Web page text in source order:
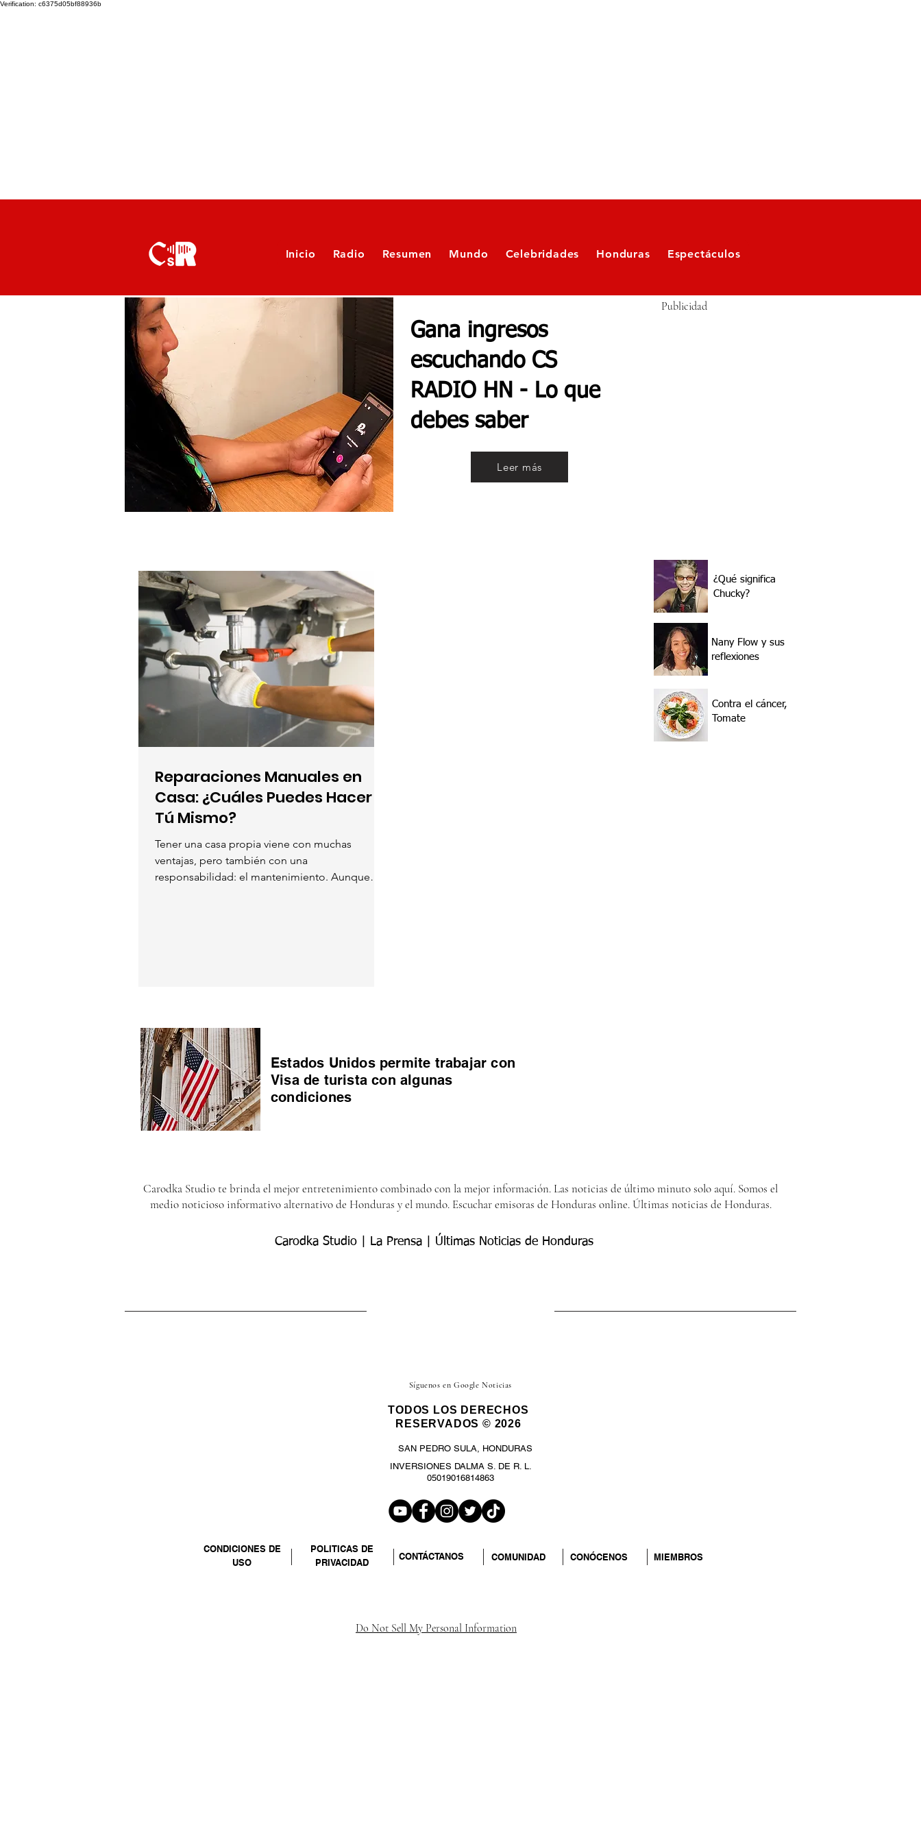
Verification: c6375d05bf88936b
Inicio Radio Resumen Mundo Celebridades Honduras Espectáculos
Gana ingresos
escuchando CS
RADIO HN - Lo que
debes saber
Leer más
Publicidad
Reparaciones Manuales en
Casa: ¿Cuáles Puedes Hacer
Tú Mismo?
Tener una casa propia viene con muchas
ventajas, pero también con una
responsabilidad: el mantenimiento. Aunque
¿Qué significa
Chucky?
Nany Flow y sus
reflexiones
Contra el cáncer,
Tomate
Estados Unidos permite trabajar con
Visa de turista con algunas
condiciones
Carodka Studio te brinda el mejor entretenimiento combinado con la mejor información. Las noticias de último minuto solo aquí. Somos el
medio noticioso informativo alternativo de Honduras y el mundo. Escuchar emisoras de Honduras online. Últimas noticias de Honduras.
Carodka Studio | La Prensa | Últimas Noticias de Honduras
Síguenos en Google Noticias
TODOS LOS DERECHOS
RESERVADOS © 2026
SAN PEDRO SULA, HONDURAS
INVERSIONES DALMA S. DE R. L.
05019016814863
CONDICIONES DE
USO
POLITICAS DE
PRIVACIDAD
CONTÁCTANOS COMUNIDAD CONÓCENOS MIEMBROS
Do Not Sell My Personal Information